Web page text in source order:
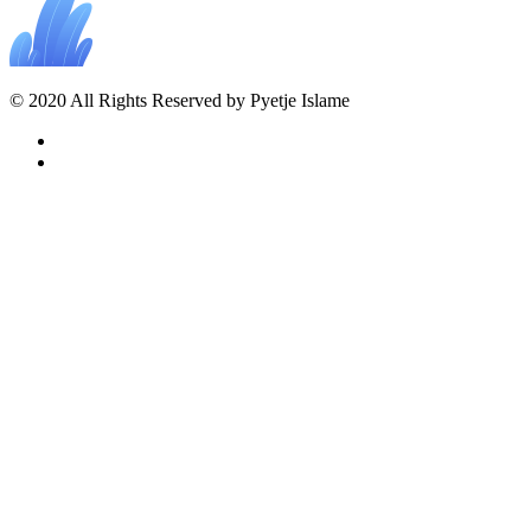
© 2020 All Rights Reserved by Pyetje Islame